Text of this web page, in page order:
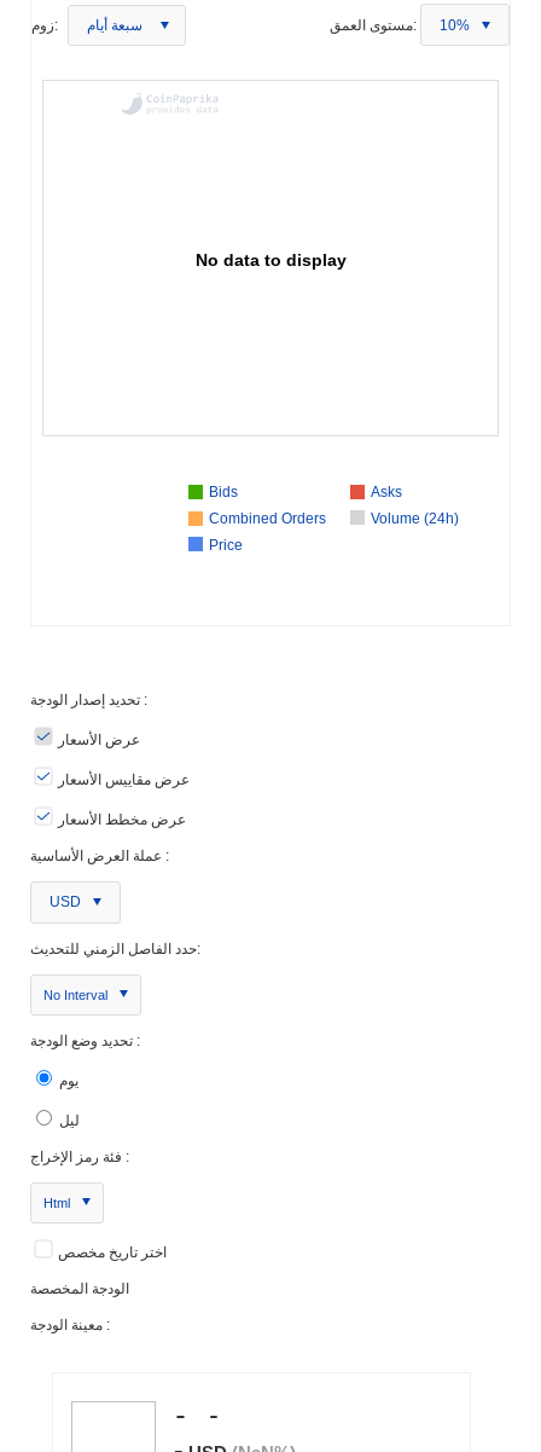
زوم: سبعة أيام مستوى العمق: 10%
No data to display
Bids
Asks
Combined Orders
Volume (24h)
Price
تحديد إصدار الودجة :
عرض الأسعار
عرض مقاييس الأسعار
عرض مخطط الأسعار
عملة العرض الأساسية :
USD
حدد الفاصل الزمني للتحديث:
No Interval
تحديد وضع الودجة :
يوم
ليل
فئة رمز الإخراج :
Html
اختر تاريخ مخصص
الودجة المخصصة
معينة الودجة :